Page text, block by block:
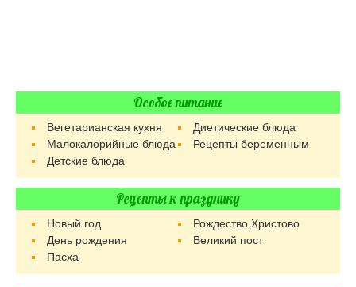
Особое питание
Вегетарианская кухня
Диетические блюда
Малокалорийные блюда
Рецепты беременным
Детские блюда
Рецепты к празднику
Новый год
Рождество Христово
День рождения
Великий пост
Пасха